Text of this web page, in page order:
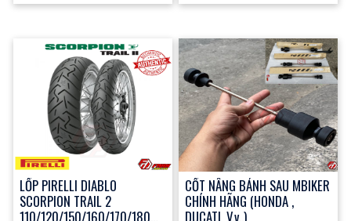
LỐP PIRELLI DIABLO
SCORPION TRAIL 2
110/120/150/160/170/180
CỐT NÂNG BÁNH SAU MBIKER
CHÍNH HÃNG (HONDA ,
DUCATI, V.v..)